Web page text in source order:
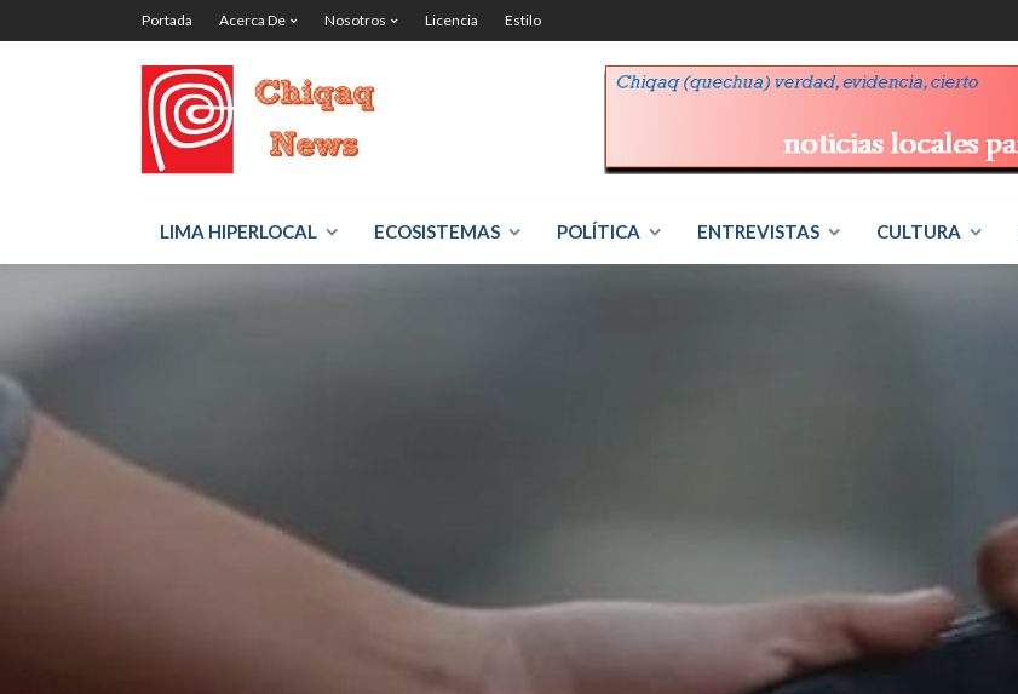
Portada Acerca De Nosotros Licencia Estilo
LIMA HIPERLOCAL ECOSISTEMAS POLÍTICA ENTREVISTAS CULTURA